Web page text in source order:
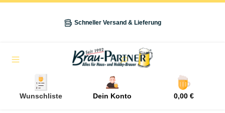
Schneller Versand & Lieferung
Wunschliste Dein Konto 0,00 €